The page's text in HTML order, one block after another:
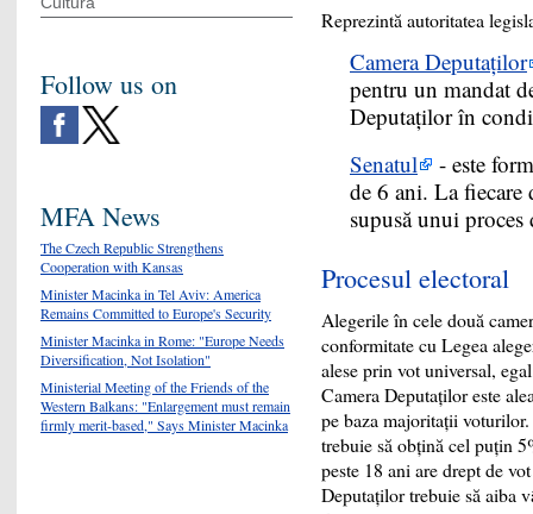
Reprezintă autoritatea
Camera Deputaţilor
pentru un mandat
Deputaţilor în
Senatul
- este
de 6 ani. La
supusă unui
Procesul electoral
Alegerile în cele două
conformitate cu Legea
alese prin vot universal,
Camera Deputaţilor este
pe baza majoritaţii
trebuie să obţină cel puţin
peste 18 ani are drept de
Deputaţilor trebuie să aiba
Follow us on
MFA News
The Czech Republic Strengthens
Cooperation with Kansas
Minister Macinka in Tel Aviv: America
Remains Committed to Europe's Security
Minister Macinka in Rome: "Europe Needs
Diversification, Not Isolation"
Ministerial Meeting of the Friends of the
Western Balkans: "Enlargement must remain
firmly merit-based," Says Minister Macinka